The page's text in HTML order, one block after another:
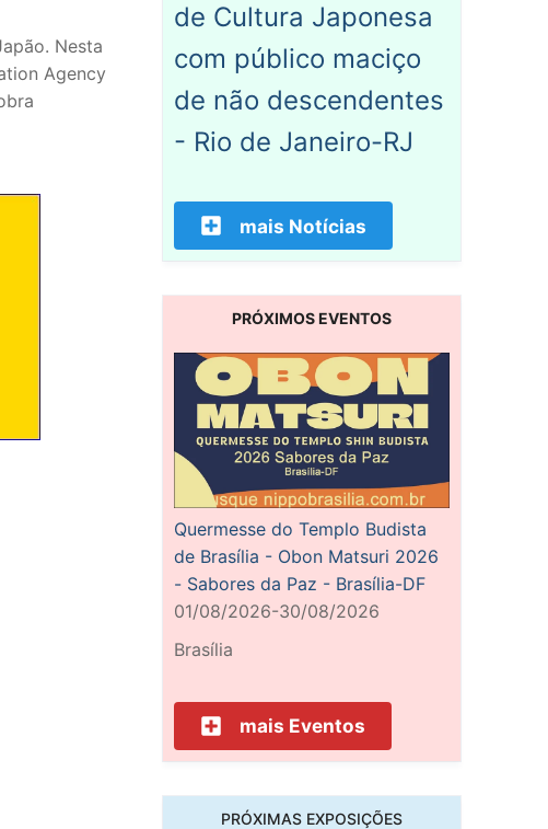
Nesta
Agency
de Cultura Japonesa
com público maciço
de não descendentes
- Rio de Janeiro-RJ
mais Notícias
PRÓXIMOS EVENTOS
Quermesse do Templo Budista
de Brasília - Obon Matsuri 2026
- Sabores da Paz - Brasília-DF
01/08/2026-30/08/2026
Brasília
mais Eventos
PRÓXIMAS EXPOSIÇÕES